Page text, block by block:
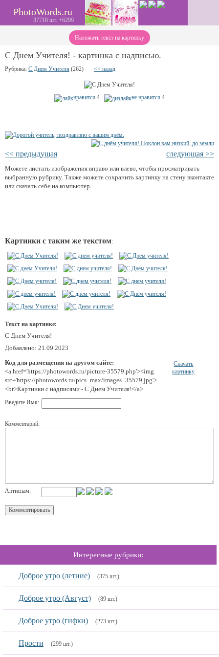
PhotoWords.ru
37718 шт. +6299
Наложить текст на картинку
С Днем Учителя! - картинка с надписью.
Рубрика: С Днем Учителя (262) << назад
нравится 4 не нравится 4
<< предыдущая следующая >>
Можете листать изображения вправо или влево, чтобы просматривать
выбранную рубрику. Также можете сохранить картинку на стену вконтакте
или скачать себе на компьютер.
Картинки с таким же текстом:
Текст на картинке:
С Днем Учителя!
Добавлено: 21.09.2023
Код для размещения на другом сайте:
<a href='https://photowords.ru/picture-35579.php'><img
src='https://photowords.ru/pics_max/images_35579.jpg'>
<br>Картинки с надписями - С Днем Учителя!</a>
Скачать
картинку
Введите Имя:
Комментарий:
Антиспам:
Интересные рубрики:
Доброе утро (летние) (375 шт.)
Доброе утро (Август) (89 шт.)
Доброе утро (гифки) (273 шт.)
Прости (299 шт.)